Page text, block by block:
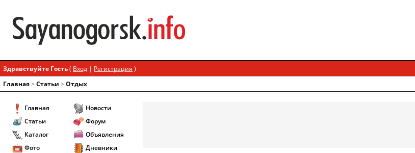
Здравствуйте Гость( Вход | Регистрация )
Главная> Статьи > Отдых
Главная
Статьи
Каталог
Фото
Новости
Форум
Объявления
Дневники